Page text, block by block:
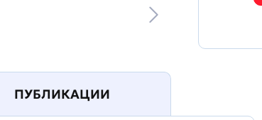
ПУБЛИКАЦИИ